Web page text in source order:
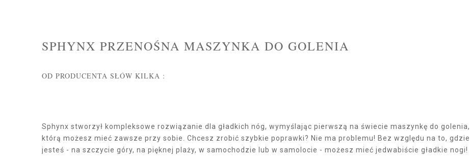
SPHYNX PRZENOŚNA MASZYNKA DO GOLENIA
OD PRODUCENTA SŁÓW KILKA :
Sphynx stworzył kompleksowe rozwiązanie dla gładkich nóg, wymyślając pierwszą na świecie maszynkę do golenia,
którą możesz mieć zawsze przy sobie. Chcesz zrobić szybkie poprawki? Nie ma problemu! Bez względu na to, gdzie
jesteś - na szczycie góry, na pięknej plaży, w samochodzie lub w samolocie - możesz mieć jedwabiście gładkie nogi!